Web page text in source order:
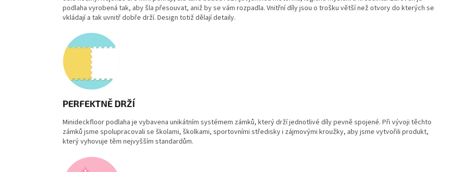
podlaha vyrobená tak, aby šla přesouvat, aniž by se vám rozpadla. Vnitřní díly jsou o trošku větší než otvory do kterých se
vkládají a tak uvnitř dobře drží. Design totiž dělají detaily.
PERFEKTNĚ DRŽÍ
Minideckfloor podlaha je vybavena unikátním systémem zámků, který drží jednotlivé díly pevně spojené. Při vývoji těchto
zámků jsme spolupracovali se školami, školkami, sportovními středisky i zájmovými kroužky, abyjsme vytvořili produkt,
který vyhovuje těm nejvyšším standardům.